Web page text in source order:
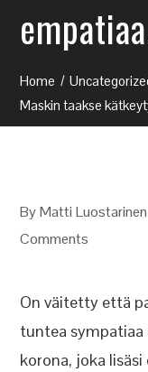
Home
Maskin taakse
ByMatti Luostarinen
Comments
On väitetty että
tuntea sympatiaa
korona, joka